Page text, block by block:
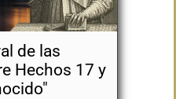
de las
Hechos 17 y